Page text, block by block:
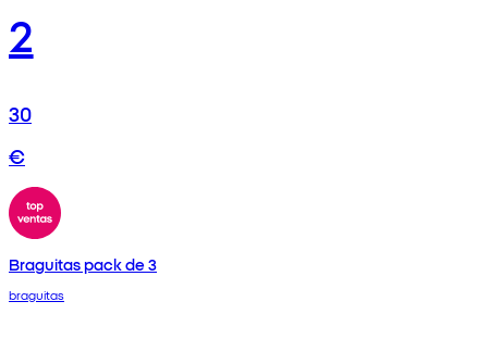
2
30
€
Braguitas pack de 3
braguitas